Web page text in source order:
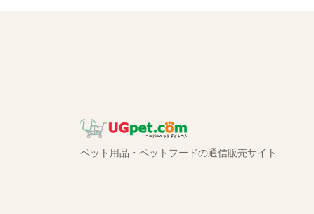
ペット用品・ペットフードの通信販売サイト